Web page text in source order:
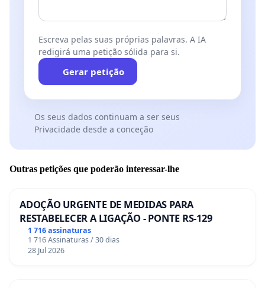
Escreva pelas suas próprias palavras. A IA
redigirá uma petição sólida para si.
Gerar petição
Os seus dados continuam a ser seus
Privacidade desde a conceção
Outras petições que poderão interessar-lhe
ADOÇÃO URGENTE DE MEDIDAS PARA
RESTABELECER A LIGAÇÃO - PONTE RS-129
1 716 assinaturas
1 716 Assinaturas / 30 dias
28 Jul 2026